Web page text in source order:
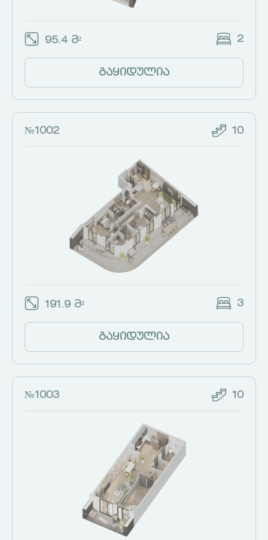
95.4 მ² 2
გაყიდულია
№1002 10
191.9 მ² 3
გაყიდულია
№1003 10